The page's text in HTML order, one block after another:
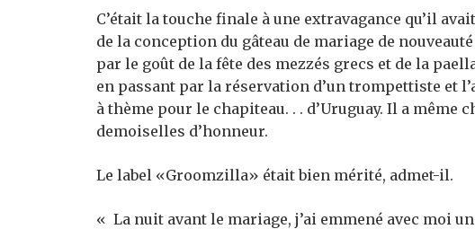
C’était la touche finale à une extravagance qu’il
de la conception du gâteau de mariage de
par le goût de la fête des mezzés grecs et de la
en passant par la réservation d’un trompettiste et
à thème pour le chapiteau. . . d’Uruguay. Il a
demoiselles d’honneur.
Le label «Groomzilla» était bien mérité, admet-il.
« La nuit avant le mariage, j’ai emmené avec moi